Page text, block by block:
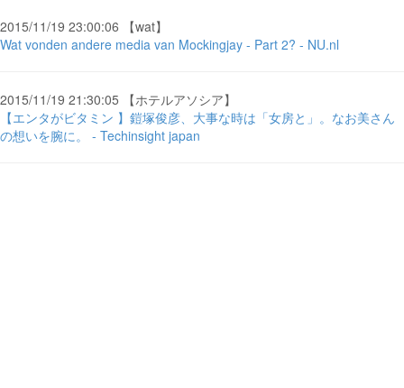
2015/11/19 23:00:06 【wat】
Wat vonden andere media van Mockingjay - Part 2? - NU.nl
2015/11/19 21:30:05 【ホテルアソシア】
【エンタがビタミン 】鎧塚俊彦、大事な時は「女房と」。なお美さん
の想いを腕に。 - Techinsight japan